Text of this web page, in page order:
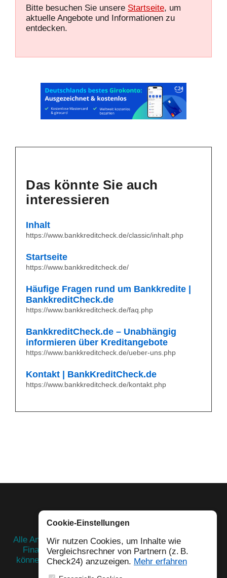
Bitte besuchen Sie unsere Startseite, um
aktuelle Angebote und Informationen zu
entdecken.
Das könnte Sie auch
interessieren
Inhalt
https://www.bankkreditcheck.de/classic/inhalt.php
Startseite
https://www.bankkreditcheck.de/
Häufige Fragen rund um Bankkredite |
BankkreditCheck.de
https://www.bankkreditcheck.de/faq.php
BankkreditCheck.de – Unabhängig
informieren über Kreditangebote
https://www.bankkreditcheck.de/ueber-uns.php
Kontakt | BankKreditCheck.de
https://www.bankkreditcheck.de/kontakt.php
Alle Angaben ohne Gewähr. Dieses Portal stellt keine
Finanz- oder Rechtsberatung dar. Externe Links
können sich ändern – für deren Inhalte übernehmen
Cookie-Einstellungen
Wir nutzen Cookies, um Inhalte wie
Vergleichsrechner von Partnern (z. B.
Check24) anzuzeigen. Mehr erfahren